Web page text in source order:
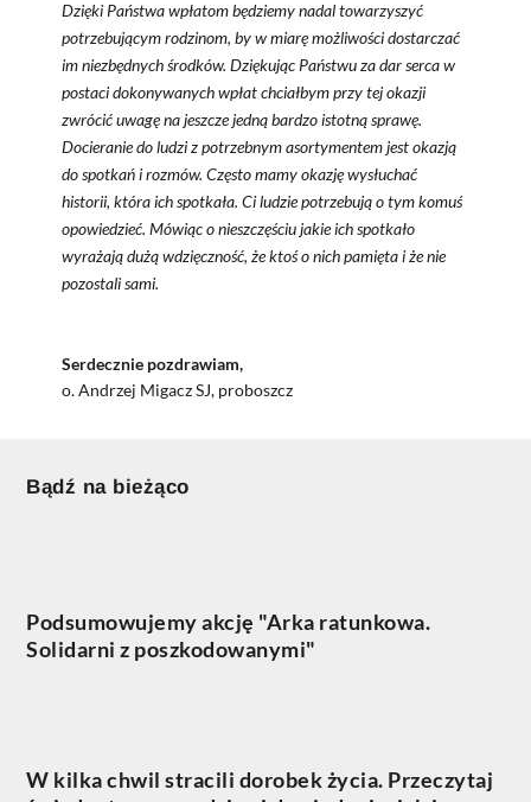
Dzięki Państwa wpłatom będziemy nadal towarzyszyć
potrzebującym rodzinom, by w miarę możliwości dostarczać
im niezbędnych środków. Dziękując Państwu za dar serca w
postaci dokonywanych wpłat chciałbym przy tej okazji
zwrócić uwagę na jeszcze jedną bardzo istotną sprawę.
Docieranie do ludzi z potrzebnym asortymentem jest okazją
do spotkań i rozmów. Często mamy okazję wysłuchać
historii, która ich spotkała. Ci ludzie potrzebują o tym komuś
opowiedzieć. Mówiąc o nieszczęściu jakie ich spotkało
wyrażają dużą wdzięczność, że ktoś o nich pamięta i że nie
pozostali sami.
Serdecznie pozdrawiam,
o. Andrzej Migacz SJ, proboszcz
Bądź na bieżąco
Podsumowujemy akcję "Arka ratunkowa.
Solidarni z poszkodowanymi"
W kilka chwil stracili dorobek życia. Przeczytaj